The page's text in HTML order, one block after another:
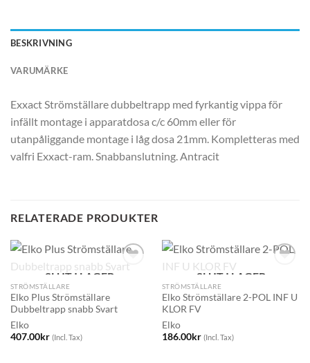
BESKRIVNING
VARUMÄRKE
Exxact Strömställare dubbeltrapp med fyrkantig vippa för
infällt montage i apparatdosa c/c 60mm eller för
utanpåliggande montage i låg dosa 21mm. Kompletteras med
valfri Exxact-ram. Snabbanslutning. Antracit
RELATERADE PRODUKTER
SLUT I LAGER
STRÖMSTÄLLARE
Elko Plus Strömställare
Dubbeltrapp snabb Svart
Elko
407.00kr (Incl. Tax)
SLUT I LAGER
STRÖMSTÄLLARE
Elko Strömställare 2-POL INF U
KLOR FV
Elko
186.00kr (Incl. Tax)